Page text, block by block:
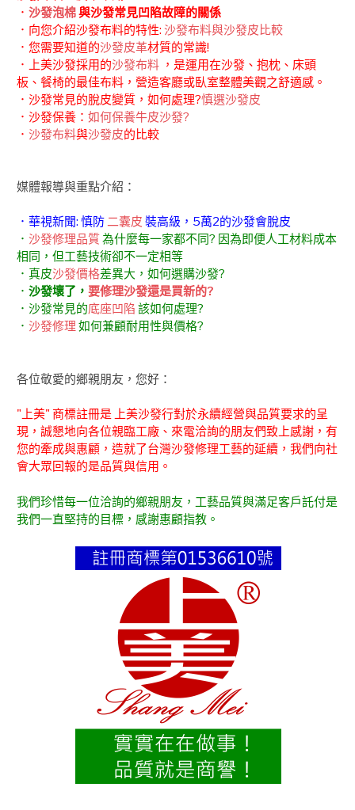
． 沙發泡棉與沙發常見凹陷故障的關係
．向您介紹沙發布料的特性: 沙發布料與沙發皮比較
．您需要知道的沙發皮革材質的常識!
．上美沙發採用的沙發布料 ，是運用在沙發、抱枕、床頭
板、餐椅的最佳布料，營造客廳或臥室整體美觀之舒適感。
．沙發常見的脫皮變質，如何處理?慎選沙發皮
．沙發保養： 如何保養牛皮沙發?
． 沙發布料與沙發皮的比較
媒體報導與重點介紹：
．華視新聞: 慎防二囊皮 裝高級，5萬2的沙發會脫皮
． 沙發修理品質為什麼每一家都不同? 因為即便人工材料成本
相同，但工藝技術卻不一定相等
．真皮沙發價格差異大，如何選購沙發?
． 沙發壞了， 要修理沙發還是買新的?
．沙發常見的底座凹陷 該如何處理?
． 沙發修理 如何兼顧耐用性與價格?
各位敬愛的鄉親朋友，您好：
"上美" 商標註冊是 上美沙發行對於永續經營與品質要求的呈
現，誠懇地向各位親臨工廠、來電洽詢的朋友們致上感謝，有
您的牽成與惠顧，造就了台灣沙發修理工藝的延續，我們向社
會大眾回報的是品質與信用。
我們珍惜每一位洽詢的鄉親朋友，工藝品質與滿足客戶託付是
我們一直堅持的目標，感謝惠顧指教。